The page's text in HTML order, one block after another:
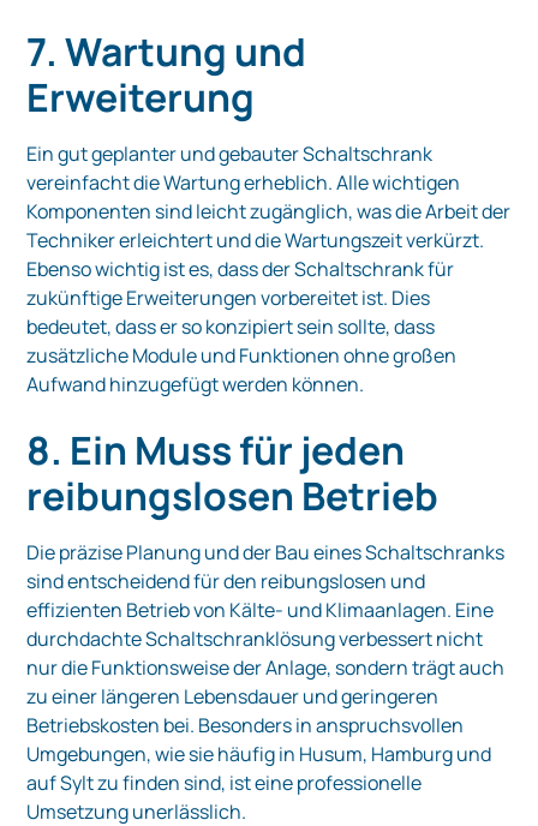
7. Wartung und
Erweiterung
Ein gut geplanter und gebauter Schaltschrank
vereinfacht die Wartung erheblich. Alle wichtigen
Komponenten sind leicht zugänglich, was die Arbeit der
Techniker erleichtert und die Wartungszeit verkürzt.
Ebenso wichtig ist es, dass der Schaltschrank für
zukünftige Erweiterungen vorbereitet ist. Dies
bedeutet, dass er so konzipiert sein sollte, dass
zusätzliche Module und Funktionen ohne großen
Aufwand hinzugefügt werden können.
8. Ein Muss für jeden
reibungslosen Betrieb
Die präzise Planung und der Bau eines Schaltschranks
sind entscheidend für den reibungslosen und
effizienten Betrieb von Kälte- und Klimaanlagen. Eine
durchdachte Schaltschranklösung verbessert nicht
nur die Funktionsweise der Anlage, sondern trägt auch
zu einer längeren Lebensdauer und geringeren
Betriebskosten bei. Besonders in anspruchsvollen
Umgebungen, wie sie häufig in Husum, Hamburg und
auf Sylt zu finden sind, ist eine professionelle
Umsetzung unerlässlich.